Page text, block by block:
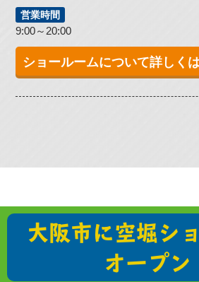
営業時間
9:00～20:00
ショールームについて詳しく
大阪市に空堀シ
オープン